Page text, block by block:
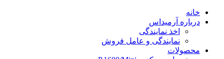
خانه
درباره آرمیداس
اخذ نمایندگی
نمایندگی و عامل فروش
محصولات